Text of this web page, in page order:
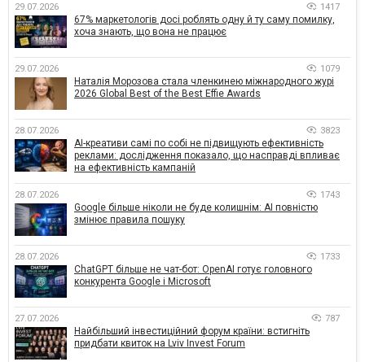
29.07.2026 1417
67% маркетологів досі роблять одну й ту саму помилку,
хоча знають, що вона не працює
29.07.2026 1079
Наталія Морозова стала членкинею міжнародного журі
2026 Global Best of the Best Effie Awards
28.07.2026 3823
AI-креативи самі по собі не підвищують ефективність
реклами: дослідження показало, що насправді впливає
на ефективність кампаній
28.07.2026 1743
Google більше ніколи не буде колишнім: AI повністю
змінює правила пошуку
28.07.2026 1733
ChatGPT більше не чат-бот: OpenAI готує головного
конкурента Google і Microsoft
27.07.2026 787
Найбільший інвестиційний форум країни: встигніть
придбати квиток на Lviv Invest Forum